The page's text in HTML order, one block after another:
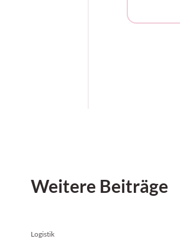
Weitere Beiträge
Logistik